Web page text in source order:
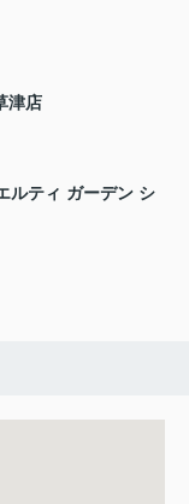
津店
ルティ ガーデン シ